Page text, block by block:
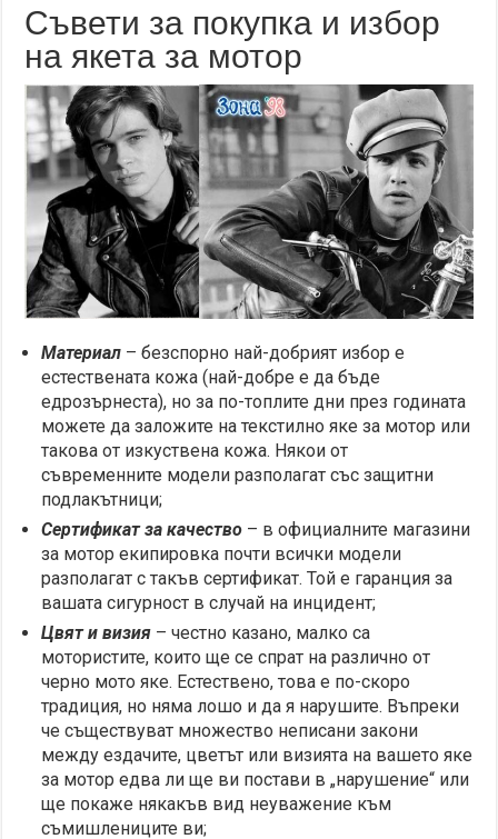
Съвети за покупка и избор
на якета за мотор
Материал – безспорно най-добрият избор е
естествената кожа (най-добре е да бъде
едрозърнеста), но за по-топлите дни през годината
можете да заложите на текстилно яке за мотор или
такова от изкуствена кожа. Някои от
съвременните модели разполагат със защитни
подлакътници;
Сертификат за качество – в официалните магазини
за мотор екипировка почти всички модели
разполагат с такъв сертификат. Той е гаранция за
вашата сигурност в случай на инцидент;
Цвят и визия – честно казано, малко са
мотористите, които ще се спрат на различно от
черно мото яке. Естествено, това е по-скоро
традиция, но няма лошо и да я нарушите. Въпреки
че съществуват множество неписани закони
между ездачите, цветът или визията на вашето яке
за мотор едва ли ще ви постави в „нарушение“ или
ще покаже някакъв вид неуважение към
съмишлениците ви;